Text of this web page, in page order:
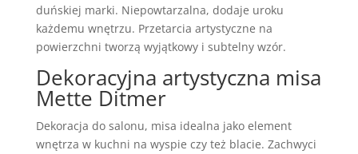
duńskiej marki. Niepowtarzalna, dodaje uroku
każdemu wnętrzu. Przetarcia artystyczne na
powierzchni tworzą wyjątkowy i subtelny wzór.
Dekoracyjna artystyczna misa
Mette Ditmer
Dekoracja do salonu, misa idealna jako element
wnętrza w kuchni na wyspie czy też blacie. Zachwyci